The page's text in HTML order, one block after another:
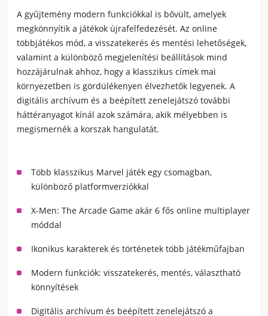
A gyűjtemény modern funkciókkal is bővült, amelyek
megkönnyítik a játékok újrafelfedezését. Az online
többjátékos mód, a visszatekerés és mentési lehetőségek,
valamint a különböző megjelenítési beállítások mind
hozzájárulnak ahhoz, hogy a klasszikus címek mai
környezetben is gördülékenyen élvezhetők legyenek. A
digitális archívum és a beépített zenelejátszó további
háttéranyagot kínál azok számára, akik mélyebben is
megismernék a korszak hangulatát.
Több klasszikus Marvel játék egy csomagban,
különböző platformverziókkal
X-Men: The Arcade Game akár 6 fős online multiplayer
móddal
Ikonikus karakterek és történetek több játékműfajban
Modern funkciók: visszatekerés, mentés, választható
könnyítések
Digitális archívum és beépített zenelejátszó a